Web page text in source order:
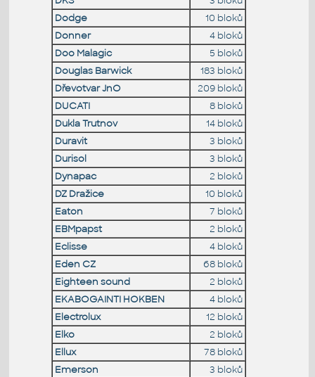
Dodge
10 bloků
Donner
4 bloků
Doo Malagic
5 bloků
Douglas Barwick
183 bloků
Dřevotvar JnO
209 bloků
DUCATI
8 bloků
Dukla Trutnov
14 bloků
Duravit
3 bloků
Durisol
3 bloků
Dynapac
2 bloků
DZ Dražice
10 bloků
Eaton
7 bloků
EBMpapst
2 bloků
Eclisse
4 bloků
Eden CZ
68 bloků
Eighteen sound
2 bloků
EKABOGAINTI HOKBEN
4 bloků
Electrolux
12 bloků
Elko
2 bloků
Ellux
78 bloků
Emerson
3 bloků